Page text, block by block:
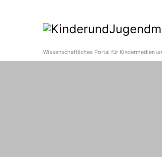
Wissenschaftliches Portal für Kindermedien